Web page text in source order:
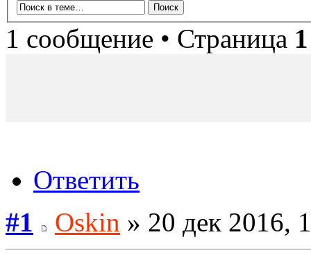
1 сообщение • Страница 1
Ответить
#1
Oskin » 20 дек 2016,